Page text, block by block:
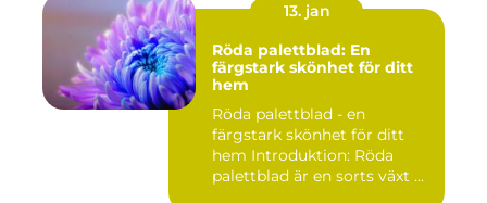
13. jan
Röda palettblad: En
färgstark skönhet för ditt
hem
Röda palettblad - en
färgstark skönhet för ditt
hem Introduktion: Röda
palettblad är en sorts växt ...